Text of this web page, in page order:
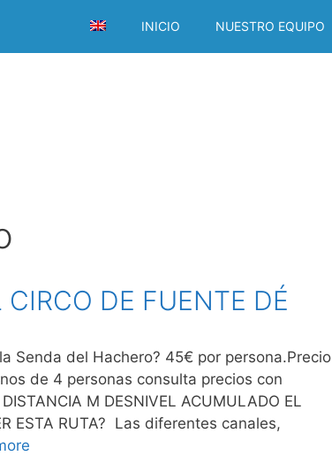
INICIO NUESTRO EQUIPO
DE FUENTE DÉ
Senda del Hachero? 45€ por persona.Precio
de 4 personas consulta precios con
M DESNIVEL ACUMULADO EL
ESTA RUTA? Las diferentes canales,